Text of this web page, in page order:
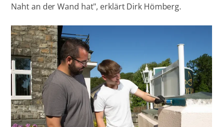
Naht an der Wand hat", erklärt Dirk Hömberg.